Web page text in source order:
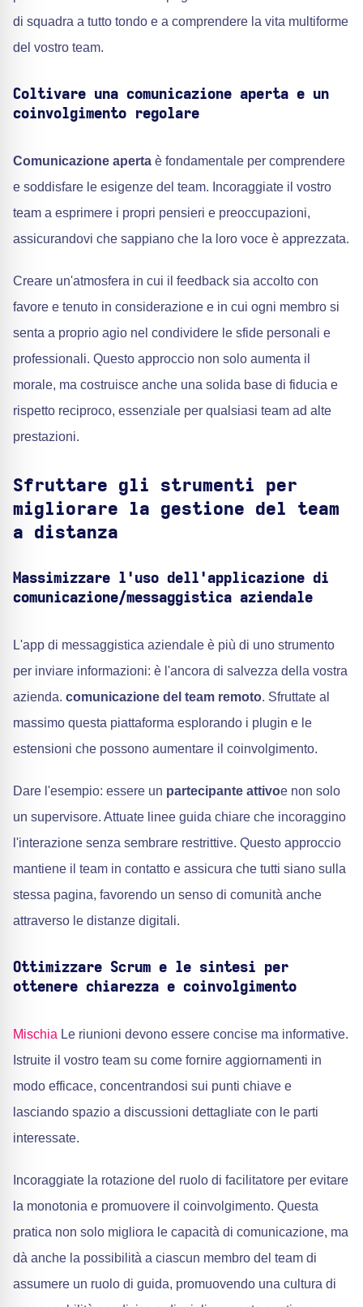
di squadra a tutto tondo e a comprendere la vita multiforme
del vostro team.
Coltivare una comunicazione aperta e un
coinvolgimento regolare
Comunicazione aperta è fondamentale per comprendere
e soddisfare le esigenze del team. Incoraggiate il vostro
team a esprimere i propri pensieri e preoccupazioni,
assicurandovi che sappiano che la loro voce è apprezzata.
Creare un'atmosfera in cui il feedback sia accolto con
favore e tenuto in considerazione e in cui ogni membro si
senta a proprio agio nel condividere le sfide personali e
professionali. Questo approccio non solo aumenta il
morale, ma costruisce anche una solida base di fiducia e
rispetto reciproco, essenziale per qualsiasi team ad alte
prestazioni.
Sfruttare gli strumenti per
migliorare la gestione del team
a distanza
Massimizzare l'uso dell'applicazione di
comunicazione/messaggistica aziendale
L'app di messaggistica aziendale è più di uno strumento
per inviare informazioni: è l'ancora di salvezza della vostra
azienda. comunicazione del team remoto. Sfruttate al
massimo questa piattaforma esplorando i plugin e le
estensioni che possono aumentare il coinvolgimento.
Dare l'esempio: essere un partecipante attivoe non solo
un supervisore. Attuate linee guida chiare che incoraggino
l'interazione senza sembrare restrittive. Questo approccio
mantiene il team in contatto e assicura che tutti siano sulla
stessa pagina, favorendo un senso di comunità anche
attraverso le distanze digitali.
Ottimizzare Scrum e le sintesi per
ottenere chiarezza e coinvolgimento
Mischia Le riunioni devono essere concise ma informative.
Istruite il vostro team su come fornire aggiornamenti in
modo efficace, concentrandosi sui punti chiave e
lasciando spazio a discussioni dettagliate con le parti
interessate.
Incoraggiate la rotazione del ruolo di facilitatore per evitare
la monotonia e promuovere il coinvolgimento. Questa
pratica non solo migliora le capacità di comunicazione, ma
dà anche la possibilità a ciascun membro del team di
assumere un ruolo di guida, promuovendo una cultura di